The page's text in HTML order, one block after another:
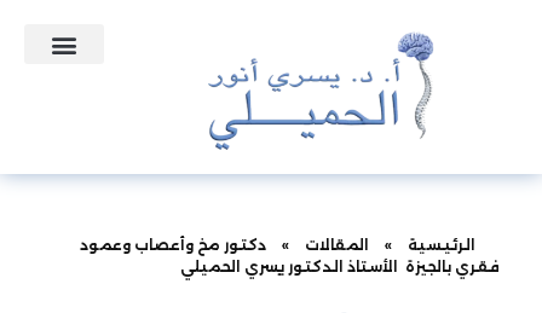
الرئيسية » المقالات »
دكتور مخ وأعصاب وعمود
فقري بالجيزة الأستاذ الدكتور يسري الحميلي